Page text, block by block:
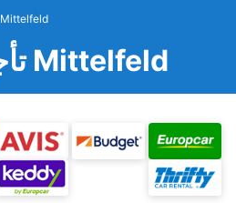
Mittelfeld
تأجير سيارة في Mittelfeld